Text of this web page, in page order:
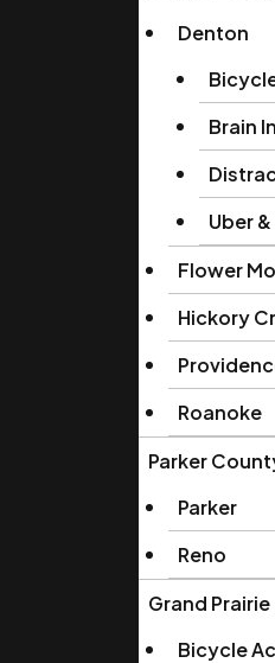
Denton
Brain
Uber
Flower
Hickory
Roanoke
Parker
Parker
Reno
Grand Prairie
Bicycle